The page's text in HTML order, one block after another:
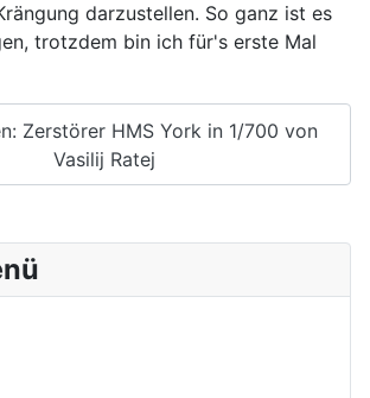
darzustellen. So ganz ist es
trotzdem bin ich für's erste Mal
Zerstörer HMS York in 1/700 von
Vasilij Ratej